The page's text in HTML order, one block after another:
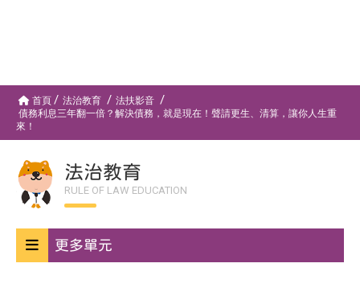
首頁 法治教育
法扶影音
債務利息三年翻一倍？解決債務，就是現在！聲請更生、清算，讓你人生重
來！
法治教育
RULE OF LAW EDUCATION
更多單元